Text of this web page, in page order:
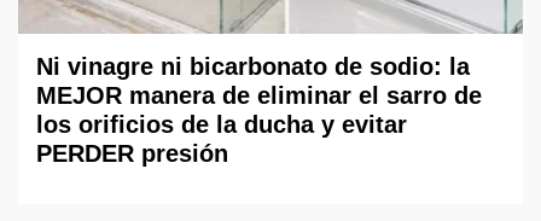
Ni vinagre ni bicarbonato de sodio: la
MEJOR manera de eliminar el sarro de
los orificios de la ducha y evitar
PERDER presión